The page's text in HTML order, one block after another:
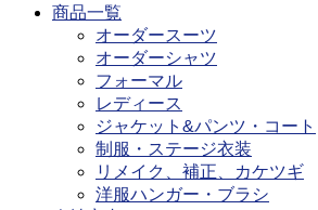
商品一覧
オーダースーツ
オーダーシャツ
フォーマル
レディース
ジャケット&パンツ・コート
制服・ステージ衣装
リメイク、補正、カケツギ
洋服ハンガー・ブラシ